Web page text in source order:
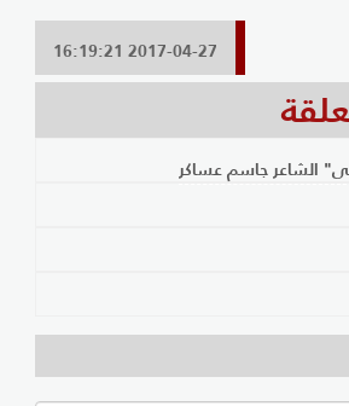
2017-04-27 16:19:21
الشاعر جاسم عساكر